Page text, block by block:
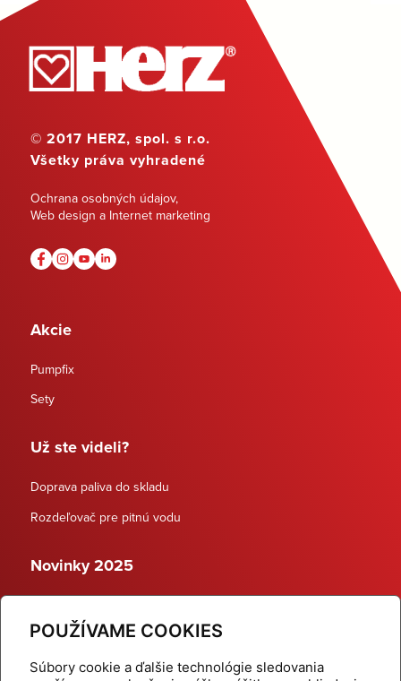
POUŽÍVAME COOKIES
Súbory cookie a ďalšie technológie sledovania
© 2017 HERZ, spol. s r.o.
Všetky práva vyhradené
Ochrana osobných údajov,
Web design a Internet marketing
Akcie
Pumpfix
Sety
Už ste videli?
Doprava paliva do skladu
Rozdeľovač pre pitnú vodu
Novinky 2025
Dynamické termostatické ventily